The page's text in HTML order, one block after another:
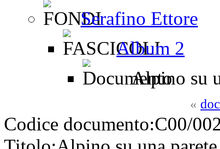
Serafino Ettore
Album 2
Alpino su
«
Codice documento:C00/